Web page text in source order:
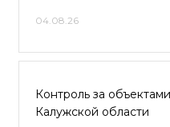
04.08.26
Контроль за
Калужской области